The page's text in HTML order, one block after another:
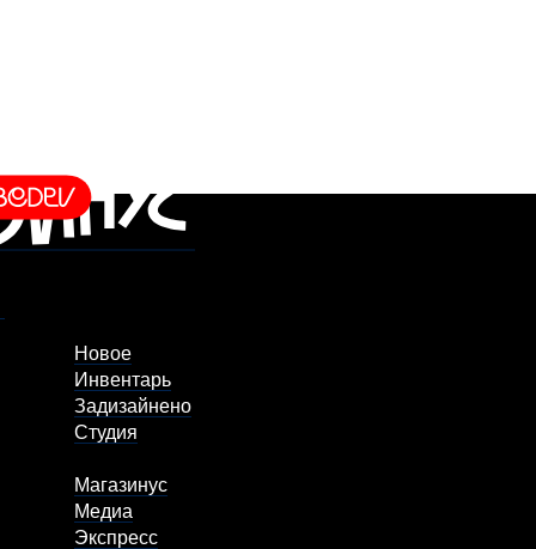
Новое
Инвентарь
Задизайнено
Студия
Магазинус
Медиа
Экспресс